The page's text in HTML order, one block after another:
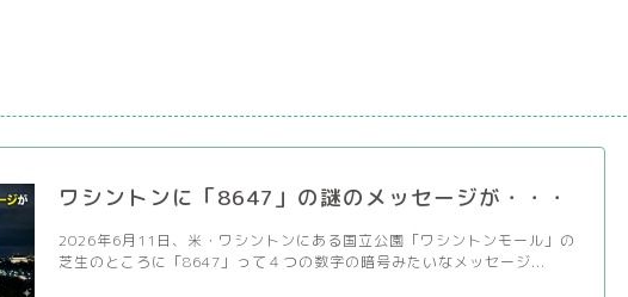
ワシントンに「8647」の謎のメッセージが・・・
2026年6月11日、米・ワシントンにある国立公園「ワシントンモール」の
芝生のところに「8647」って４つの数字の暗号みたいなメッセージ...